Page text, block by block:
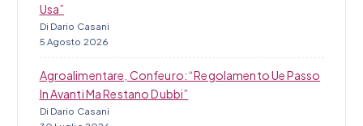
Usa”
Di Dario Casani
5 Agosto 2026
Agroalimentare, Confeuro: “Regolamento Ue Passo
In Avanti Ma Restano Dubbi”
Di Dario Casani